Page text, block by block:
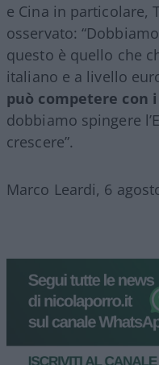
e Cina in particolare,
osservato:
questo è quello che
italiano e a livello
può competere con
dobbiamo spingere
crescere”.
Marco Leardi, 6